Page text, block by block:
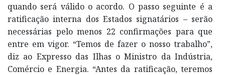
quando será válido o acordo. O passo seguinte é a
ratificação interna dos Estados signatários – serão
necessárias pelo menos 22 confirmações para que
entre em vigor. “Temos de fazer o nosso trabalho”,
diz ao Expresso das Ilhas o Ministro da Indústria,
Comércio e Energia. “Antes da ratificação, teremos